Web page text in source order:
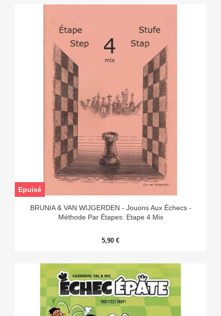
BRUNIA & VAN WIJGERDEN - Jouons Aux Échecs -
Méthode Par Étapes: Etape 4 Mix
5,90 €
Epuisé